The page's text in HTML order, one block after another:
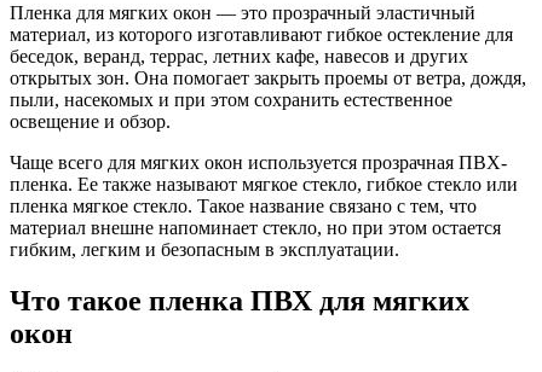
Пленка для мягких окон — это прозрачный эластичный
материал, из которого изготавливают гибкое остекление для
беседок, веранд, террас, летних кафе, навесов и других
открытых зон. Она помогает закрыть проемы от ветра, дождя,
пыли, насекомых и при этом сохранить естественное
освещение и обзор.
Чаще всего для мягких окон используется прозрачная ПВХ-
пленка. Ее также называют мягкое стекло, гибкое стекло или
пленка мягкое стекло. Такое название связано с тем, что
материал внешне напоминает стекло, но при этом остается
гибким, легким и безопасным в эксплуатации.
Что такое пленка ПВХ для мягких
окон